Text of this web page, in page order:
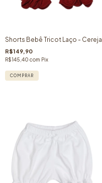
Shorts Bebê Tricot Laço - Cereja
R$149,90
R$145,40 com Pix
COMPRAR